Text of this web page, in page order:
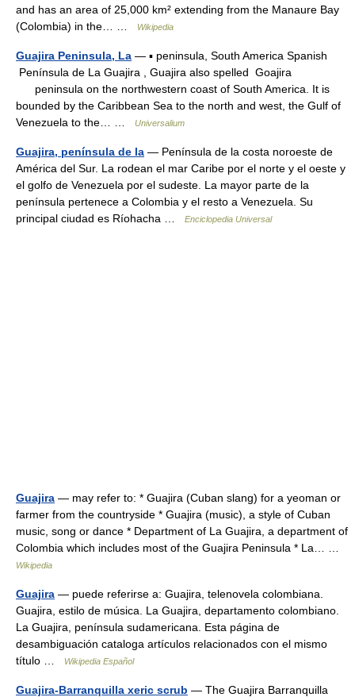
and has an area of 25,000 km² extending from the Manaure Bay
(Colombia) in the… …
Wikipedia
Guajira Peninsula, La — ▪ peninsula, South America Spanish
Península de La Guajira , Guajira also spelled Goajira
peninsula on the northwestern coast of South America. It is
bounded by the Caribbean Sea to the north and west, the Gulf of
Venezuela to the… …
Universalium
Guajira, península de la — Península de la costa noroeste de
América del Sur. La rodean el mar Caribe por el norte y el oeste y
el golfo de Venezuela por el sudeste. La mayor parte de la
península pertenece a Colombia y el resto a Venezuela. Su
principal ciudad es Ríohacha …
Enciclopedia Universal
Guajira — may refer to: * Guajira (Cuban slang) for a yeoman or
farmer from the countryside * Guajira (music), a style of Cuban
music, song or dance * Department of La Guajira, a department of
Colombia which includes most of the Guajira Peninsula * La… …
Wikipedia
Guajira — puede referirse a: Guajira, telenovela colombiana.
Guajira, estilo de música. La Guajira, departamento colombiano.
La Guajira, península sudamericana. Esta página de
desambiguación cataloga artículos relacionados con el mismo
título …
Wikipedia Español
Guajira-Barranquilla xeric scrub — The Guajira Barranquilla